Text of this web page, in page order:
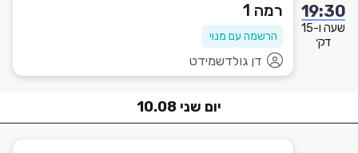
19:30
שעה ו-15
דק׳
רמה 1
הרשמה עם מנוי
דן גולדשמידט
יום שני 10.08